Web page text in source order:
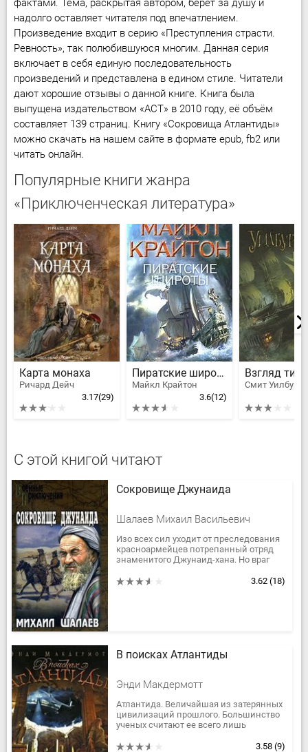
фактами. Тема, раскрытая автором, берет за душу и
надолго оставляет читателя под впечатлением.
Произведение входит в серию «Преступления страсти.
Ревность», так полюбившуюся многим. Данная серия
включает в себя единую последовательность
произведений и представлена в едином стиле. Читатели
дают хорошие отзывы о данной книге. Книга была
выпущена издательством «АСТ» в 2010 году, её объём
составляет 139 страниц. Книгу «Сокровища Атлантиды»
можно скачать на нашем сайте в формате epub, fb2 или
читать онлайн.
Популярные книги жанра
«Приключенческая литература»
Карта монаха
Ричард Дейч
3.17(29)
Пиратские широты
Майкл Крайтон
3.6(12)
Взгляд
Смит Уилбур
С этой книгой читают
Сокровище Джунаида
Шалаев Михаил Васильевич
Изо всех сил уходит от преследования
красноармейцев потрепанный отряд
знаменитого Джунаид-хана. Но враг
пески пустыни укрывают...
3.62 (18)
В поисках Атлантиды
Энди Макдермотт
Атлантида. Величайшая из затерянных
цивилизаций прошлого. Большинство
ученых считают ее всего лишь
Уайлд придерживается иного мнения....
3.58 (9)